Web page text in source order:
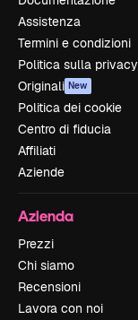
Assistenza
Termini e condizioni
Politica sulla privacy
Originali New
Politica dei cookie
Centro di fiducia
Affiliati
Aziende
Azienda
Prezzi
Chi siamo
Recensioni
Lavora con noi